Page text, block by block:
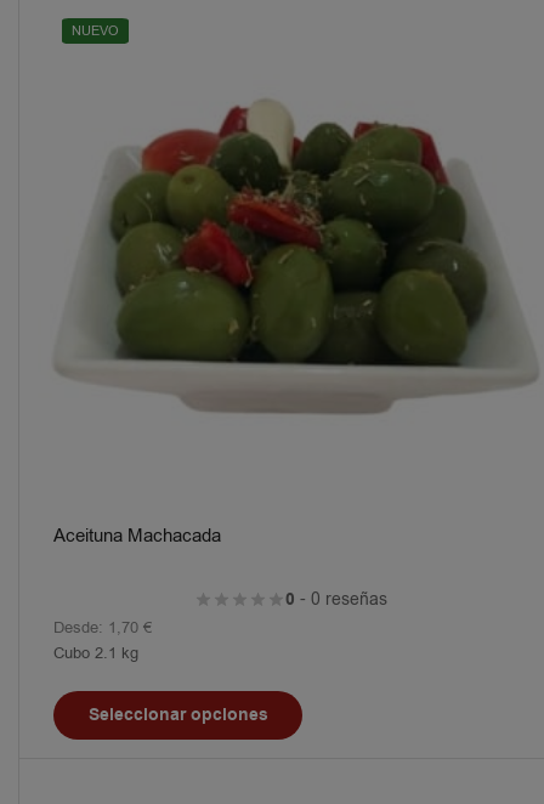
NUEVO
Aceituna Machacada
0 - 0 reseñas
Desde: 1,70 €
Cubo 2.1 kg
Seleccionar opciones